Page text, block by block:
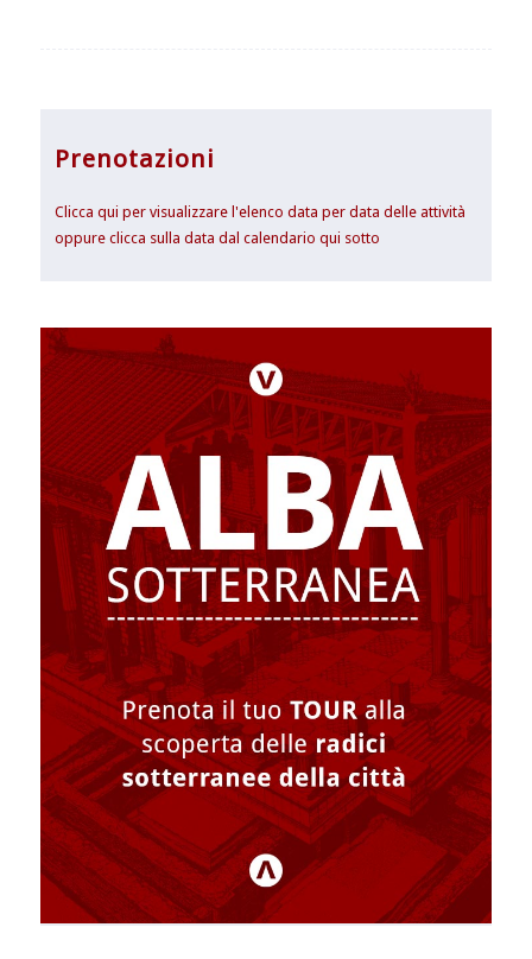
Prenotazioni
Clicca qui per visualizzare l'elenco data per data delle attività
oppure clicca sulla data dal calendario qui sotto